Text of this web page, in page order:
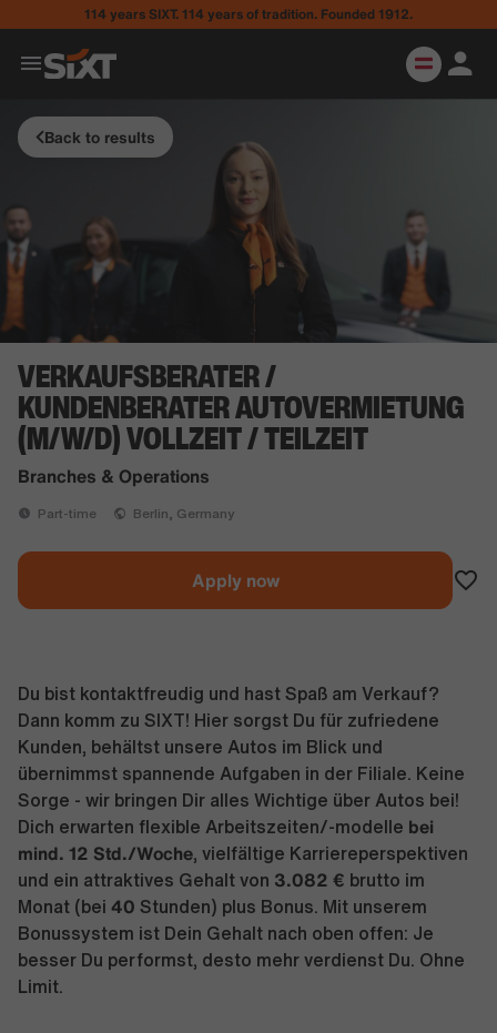
114 years SIXT. 114 years of tradition. Founded 1912.
Back to results
VERKAUFSBERATER /
KUNDENBERATER AUTOVERMIETUNG
(M/W/D) VOLLZEIT / TEILZEIT
Branches & Operations
Part-time Berlin, Germany
Apply now
Du bist kontaktfreudig und hast Spaß am Verkauf?
Dann komm zu SIXT! Hier sorgst Du für zufriedene
Kunden, behältst unsere Autos im Blick und
übernimmst spannende Aufgaben in der Filiale. Keine
Sorge - wir bringen Dir alles Wichtige über Autos bei!
Dich erwarten flexible Arbeitszeiten/-modelle bei
mind. 12 Std./Woche , vielfältige Karriereperspektiven
und ein attraktives Gehalt von 3.082 € brutto im
Monat (bei 40 Stunden) plus Bonus. Mit unserem
Bonussystem ist Dein Gehalt nach oben offen: Je
besser Du performst, desto mehr verdienst Du. Ohne
Limit.